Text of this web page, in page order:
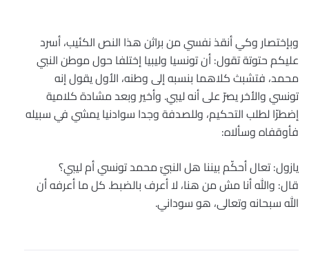
وبإختصار وكي أنقذ نفسي من براثن هذا النص الكئيب، أسرد
عليكم حتوتة تقول: أن تونسيا وليبيا إختلفا حول موطن النبي
محمد، فتشبث كلاهما بنسبه إلى وطنه، الأول يقول إنه
تونسي والأخر يصرّ على أنه ليبي. وأخير وبعد مشادة كلامية
إضطرّا لطلب التحكيم، وللصدفة وجدا سوادنيا يمشي في سبيله
فأوقفاه وسألاه:
يازول: تعال أحكّم بيننا هل النبيّ محمد تونسي أم ليبي؟
قال: والله أنا مش من هنا، لا أعرف بالضبط. كل ما أعرفه أن
الله سبحانه وتعالى، هو سوداني.